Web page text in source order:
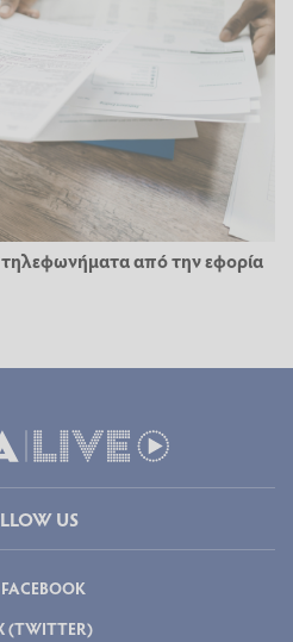
τηλεφωνήματα από την εφορία
US
FACEBOOK
(TWITTER)